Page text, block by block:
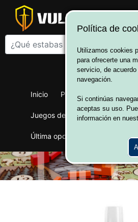
Inicio Productos Juegos
Juegos de cartas
Última oportunidad
Política de
Utilizamos cookies
para ofrecerte una
servicio, de
navegación.
Si continúas
aceptas su uso.
información en